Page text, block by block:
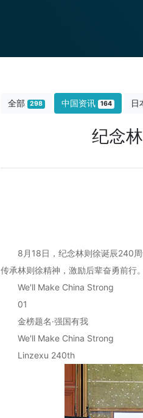
全部 298 中国资讯 164 日
纪念
8月18日，纪念林则徐诞辰240
传承林则徐精神，激励后辈奋勇前行。
We'll Make China Strong
01
金榜题名·强国有我
We'll Make China Strong
Linzexu 240th